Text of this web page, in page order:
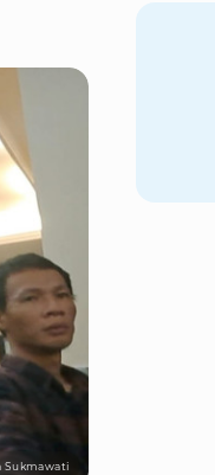
Sukmawati